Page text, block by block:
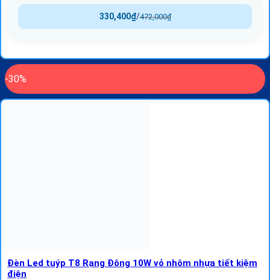
472,000₫
/
330,400₫
-30%
Đèn Led tuýp T8 Rạng Đông 10W vỏ nhôm nhựa tiết kiệm
điện